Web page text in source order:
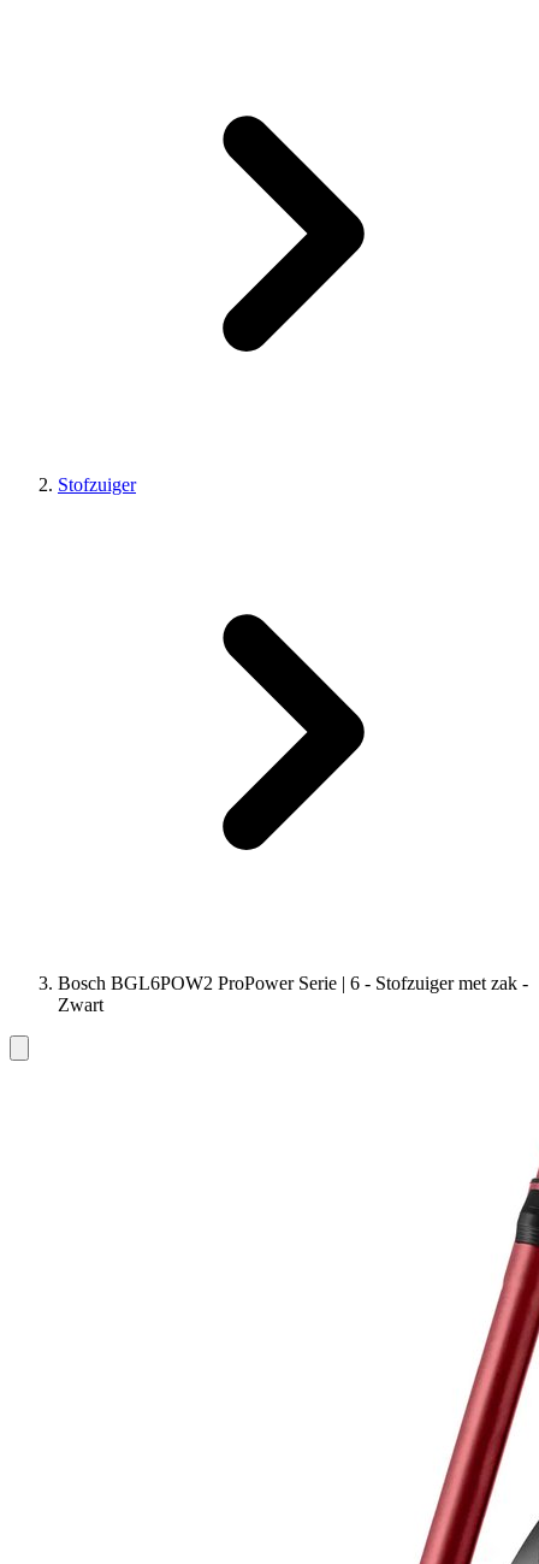
Stofzuiger
Bosch BGL6POW2 ProPower Serie | 6 - Stofzuiger met zak -
Zwart